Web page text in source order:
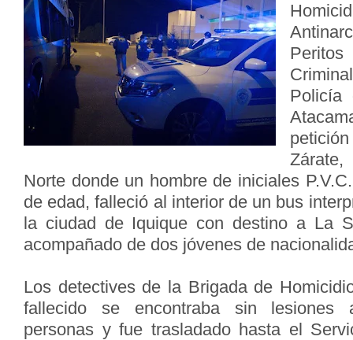
Policía
Norte donde un hombre de iniciales
de edad, falleció al interior de un bus
la ciudad de Iquique con destino a La
acompañado de dos jóvenes de
Los detectives de la Brigada de
fallecido se encontraba sin lesiones
personas y fue trasladado hasta el